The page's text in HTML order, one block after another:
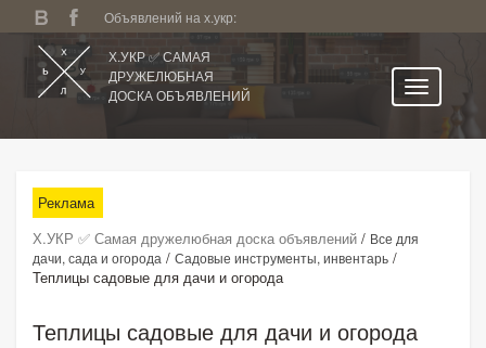
Объявлений на х.укр:
Х.УКР ✅ САМАЯ
ДРУЖЕЛЮБНАЯ
ДОСКА ОБЪЯВЛЕНИЙ
Все регионы
Категории
Избранное
Личный кабинет
Поиск по сайту
Реклама
Х.УКР ✅ Самая дружелюбная доска объявлений / Все для
дачи, сада и огорода / Садовые инструменты, инвентарь /
Теплицы садовые для дачи и огорода
Теплицы садовые для дачи и огорода